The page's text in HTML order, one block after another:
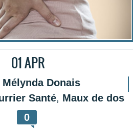
01 APR
Mélynda Donais
Santé, Maux de dos
0